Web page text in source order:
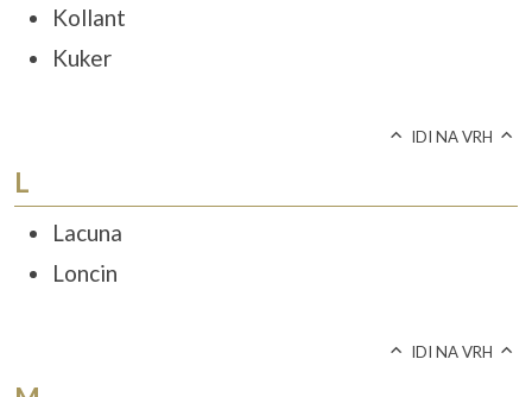
Kollant
Kuker
IDI NA VRH
L
Lacuna
Loncin
IDI NA VRH